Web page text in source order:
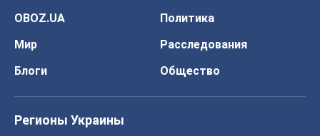
OBOZ.UA
Политика
Мир
Расследования
Блоги
Общество
Регионы Украины